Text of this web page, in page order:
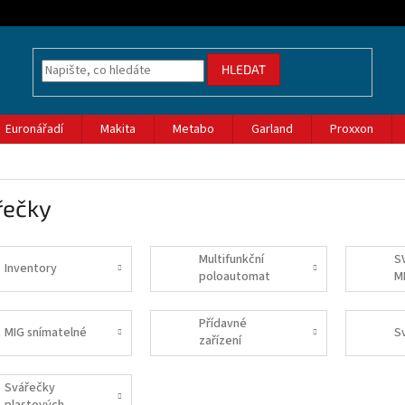
HLEDAT
Euronářadí Makita Metabo Garland Proxxon
Inventory
Multifunkční
poloautomat
MIG snímatelné
Přídavné
zařízení
Svářečky